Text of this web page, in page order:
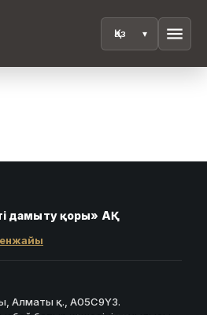
menu
дамыту қоры» АҚ
Алматы қ., A05C9Y3.